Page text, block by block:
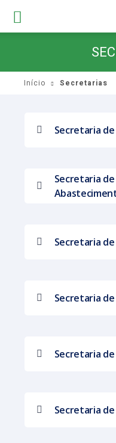
Início Secretarias
Secretaria
Secretaria
Secretaria
Secretaria
Secretaria
Secretaria de